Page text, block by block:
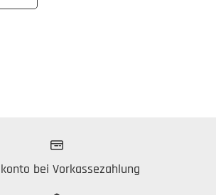
bei Vorkassezahlung